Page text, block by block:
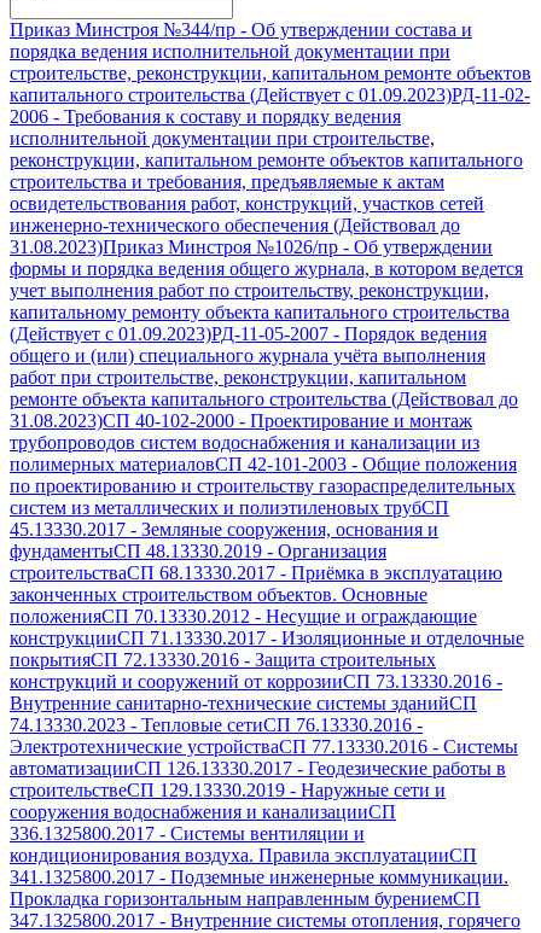
Приказ Минстроя №344/пр - Об утверждении состава и
порядка ведения исполнительной документации при
строительстве, реконструкции, капитальном ремонте объектов
капитального строительства (Действует с 01.09.2023)РД-11-02-
2006 - Требования к составу и порядку ведения
исполнительной документации при строительстве,
реконструкции, капитальном ремонте объектов капитального
строительства и требования, предъявляемые к актам
освидетельствования работ, конструкций, участков сетей
инженерно-технического обеспечения (Действовал до
31.08.2023)Приказ Минстроя №1026/пр - Об утверждении
формы и порядка ведения общего журнала, в котором ведется
учет выполнения работ по строительству, реконструкции,
капитальному ремонту объекта капитального строительства
(Действует с 01.09.2023)РД-11-05-2007 - Порядок ведения
общего и (или) специального журнала учёта выполнения
работ при строительстве, реконструкции, капитальном
ремонте объекта капитального строительства (Действовал до
31.08.2023)СП 40-102-2000 - Проектирование и монтаж
трубопроводов систем водоснабжения и канализации из
полимерных материаловСП 42-101-2003 - Общие положения
по проектированию и строительству газораспределительных
систем из металлических и полиэтиленовых трубСП
45.13330.2017 - Земляные сооружения, основания и
фундаментыСП 48.13330.2019 - Организация
строительстваСП 68.13330.2017 - Приёмка в эксплуатацию
законченных строительством объектов. Основные
положенияСП 70.13330.2012 - Несущие и ограждающие
конструкцииСП 71.13330.2017 - Изоляционные и отделочные
покрытияСП 72.13330.2016 - Защита строительных
конструкций и сооружений от коррозииСП 73.13330.2016 -
Внутренние санитарно-технические системы зданийСП
74.13330.2023 - Тепловые сетиСП 76.13330.2016 -
Электротехнические устройстваСП 77.13330.2016 - Системы
автоматизацииСП 126.13330.2017 - Геодезические работы в
строительствеСП 129.13330.2019 - Наружные сети и
сооружения водоснабжения и канализацииСП
336.1325800.2017 - Системы вентиляции и
кондиционирования воздуха. Правила эксплуатацииСП
341.1325800.2017 - Подземные инженерные коммуникации.
Прокладка горизонтальным направленным бурениемСП
347.1325800.2017 - Внутренние системы отопления, горячего